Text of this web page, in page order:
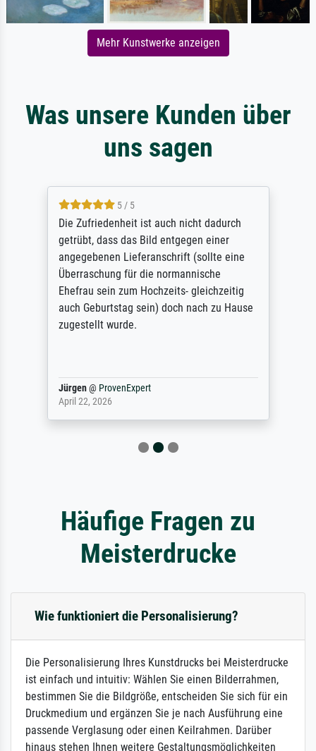
Mehr Kunstwerke anzeigen
Was unsere Kunden über
uns sagen
5 / 5
Die Zufriedenheit ist auch nicht dadurch
getrübt, dass das Bild entgegen einer
angegebenen Lieferanschrift (sollte eine
Überraschung für die normannische
Ehefrau sein zum Hochzeits- gleichzeitig
auch Geburtstag sein) doch nach zu Hause
zugestellt wurde.
Jürgen@ ProvenExpert
April 22, 2026
Häufige Fragen zu
Meisterdrucke
Wie funktioniert die Personalisierung?
Die Personalisierung Ihres Kunstdrucks bei Meisterdrucke
ist einfach und intuitiv: Wählen Sie einen Bilderrahmen,
bestimmen Sie die Bildgröße, entscheiden Sie sich für ein
Druckmedium und ergänzen Sie je nach Ausführung eine
passende Verglasung oder einen Keilrahmen. Darüber
hinaus stehen Ihnen weitere Gestaltungsmöglichkeiten